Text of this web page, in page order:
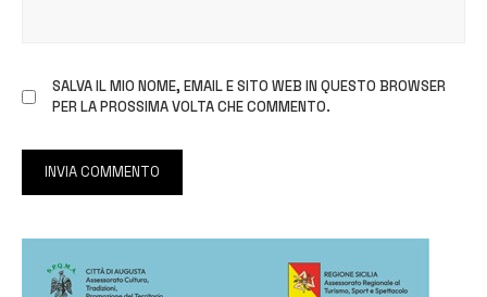
SALVA IL MIO NOME, EMAIL E SITO WEB IN QUESTO BROWSER
PER LA PROSSIMA VOLTA CHE COMMENTO.